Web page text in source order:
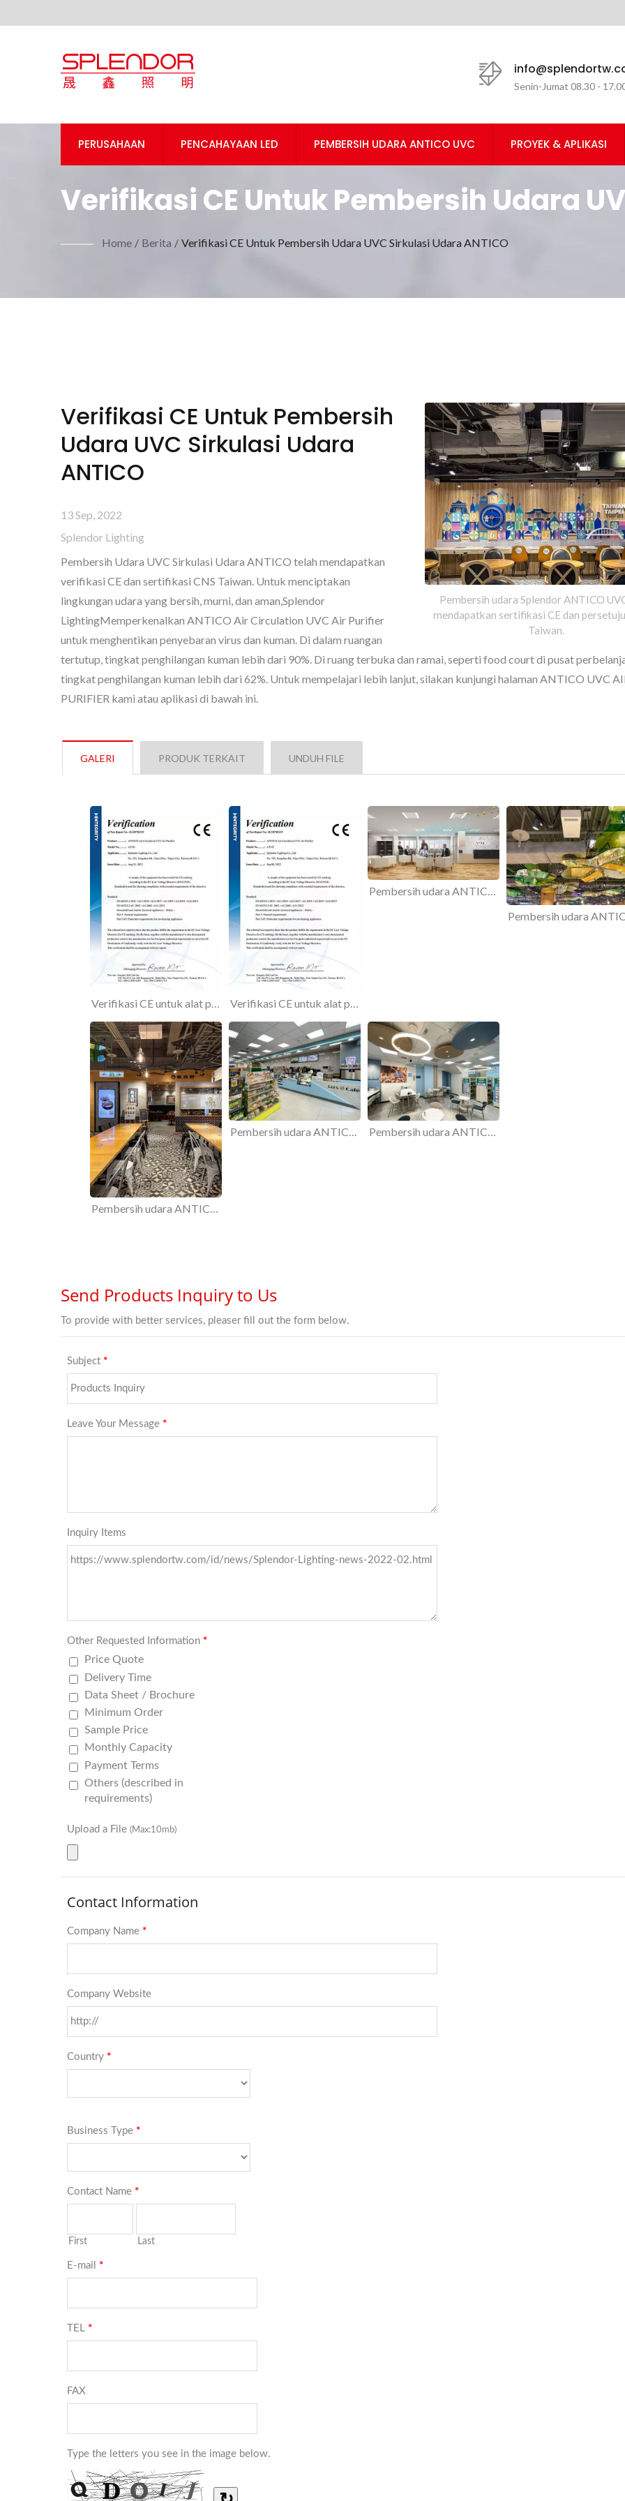
Senin-Jumat 08.30 -
PERUSAHAAN PENCAHAYAAN LED PEMBERSIH UDARA ANTICO UVC PROYEK & APLIKASI
Verifikasi CE Untuk Pembersih Udara
ANTICO| Manufaktur ISO 9001 -Splendor
Home / Berita / Verifikasi CE Untuk Pembersih Udara UVC Sirkulasi Udara ANTICO
Pembersih udara Splendor ANTICO
mendapatkan sertifikasi CE dan
Taiwan.
Verifikasi CE Untuk Pembersih
Udara UVC Sirkulasi Udara
ANTICO
13 Sep, 2022
Splendor Lighting
Pembersih Udara UVC Sirkulasi Udara ANTICO telah mendapatkan
verifikasi CE dan sertifikasi CNS Taiwan. Untuk menciptakan
lingkungan udara yang bersih, murni, dan aman,Splendor
LightingMemperkenalkan ANTICO Air Circulation UVC Air Purifier
untuk menghentikan penyebaran virus dan kuman. Di dalam ruangan
tertutup, tingkat penghilangan kuman lebih dari 90%. Di ruang terbuka dan ramai, seperti food court di pusat
tingkat penghilangan kuman lebih dari 62%. Untuk mempelajari lebih lanjut, silakan kunjungi halaman ANTICO UVC
PURIFIER kami atau aplikasi di bawah ini.
GALERI PRODUK TERKAIT UNDUH FILE
Verifikasi CE untuk alat penjernih udara ANTICO UVC, AT-01 Verifikasi CE untuk alat penjernih udara ANTICO UVC, AT-02
Pembersih udara ANTICO UVC dapat secara efektif menghentikan penyebaran virus.
Pembersih udara ANTICO UVC mudah dipasang, cocok untuk proyek renovasi apa pun.
Pembersih udara ANTICO UVC memiliki tingkat penghilangan kuman lebih dari 90% di dalam ruangannya. Pembersih udara ANTICO UVC menghasilkan udara segar untuk ruangan yang dihuni.
Langit